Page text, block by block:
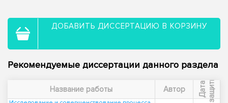
ДОБАВИТЬ ДИССЕРТАЦИЮ В КОРЗИНУ
Рекомендуемые диссертации данного раздела
Название работы Автор Д
а
т
а
з
а
щ
и
т ы